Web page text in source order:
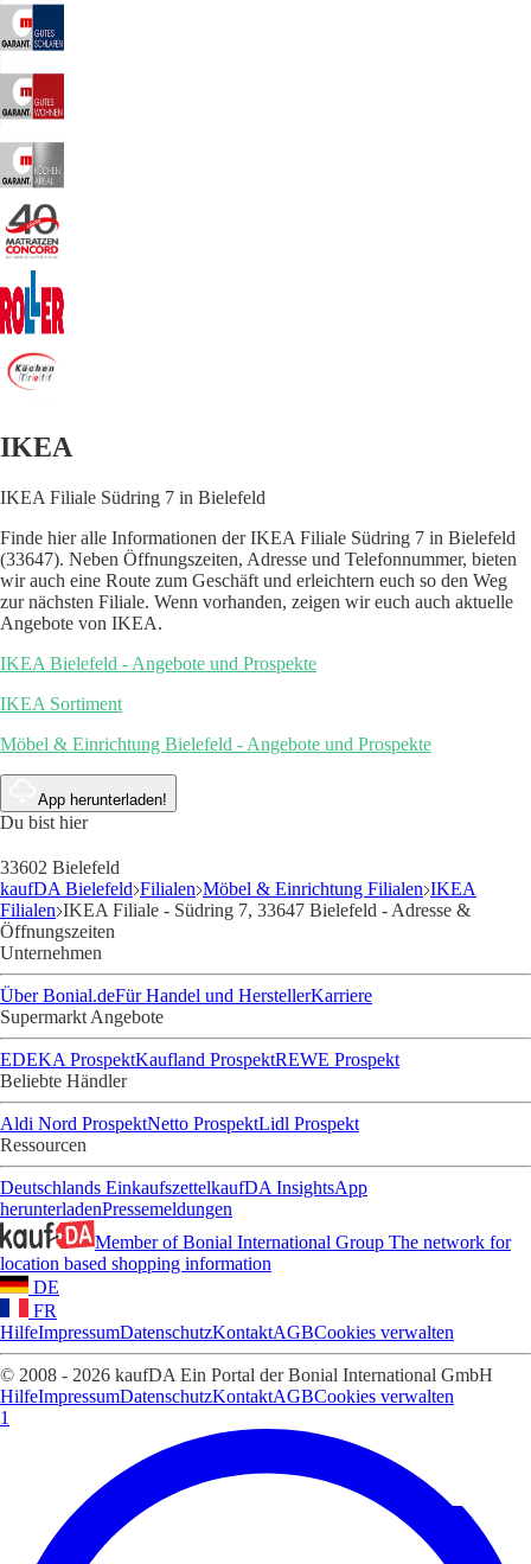
IKEA
IKEA Filiale Südring 7 in Bielefeld
Finde hier alle Informationen der IKEA Filiale Südring 7 in Bielefeld
(33647). Neben Öffnungszeiten, Adresse und Telefonnummer, bieten
wir auch eine Route zum Geschäft und erleichtern euch so den Weg
zur nächsten Filiale. Wenn vorhanden, zeigen wir euch auch aktuelle
Angebote von IKEA.
IKEA Bielefeld - Angebote und Prospekte
IKEA Sortiment
Möbel & Einrichtung Bielefeld - Angebote und Prospekte
App herunterladen!
Du bist hier
33602 Bielefeld
kaufDA Bielefeld Filialen Möbel & Einrichtung Filialen IKEA
Filialen IKEA Filiale - Südring 7, 33647 Bielefeld - Adresse &
Öffnungszeiten
Unternehmen
Über Bonial.deFür Handel und HerstellerKarriere
Supermarkt Angebote
EDEKA ProspektKaufland ProspektREWE Prospekt
Beliebte Händler
Aldi Nord ProspektNetto ProspektLidl Prospekt
Ressourcen
Deutschlands EinkaufszettelkaufDA InsightsApp
herunterladenPressemeldungen
Member of Bonial International Group The network for
location based shopping information
DE
FR
HilfeImpressumDatenschutzKontaktAGBCookies verwalten
© 2008 - 2026 kaufDA Ein Portal der Bonial International GmbH
HilfeImpressumDatenschutzKontaktAGBCookies verwalten
1